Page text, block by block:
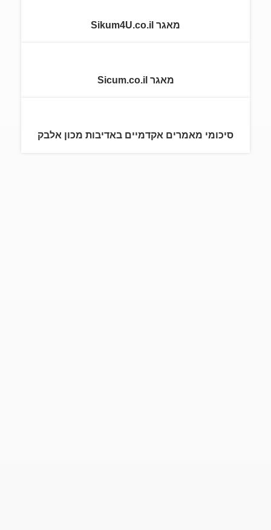
מאגר Sikum4U.co.il
מאגר Sicum.co.il
סיכומי מאמרים אקדמיים באדיבות מכון אלבק